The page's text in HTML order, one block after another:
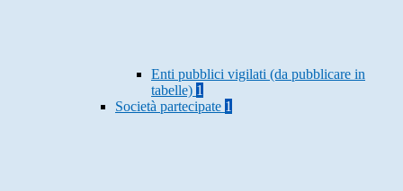
Enti pubblici vigilati (da pubblicare in
tabelle) 1
Società partecipate 1